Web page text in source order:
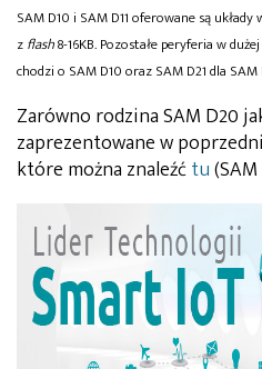
SAM D10 i SAM D11 oferowane są
zflash8-16KB. Pozostałe peryferia w
chodzi o SAM D10 oraz SAM D21 dla SAM
Zarówno rodzina SAM D20
zaprezentowane w
które można znaleźćtu